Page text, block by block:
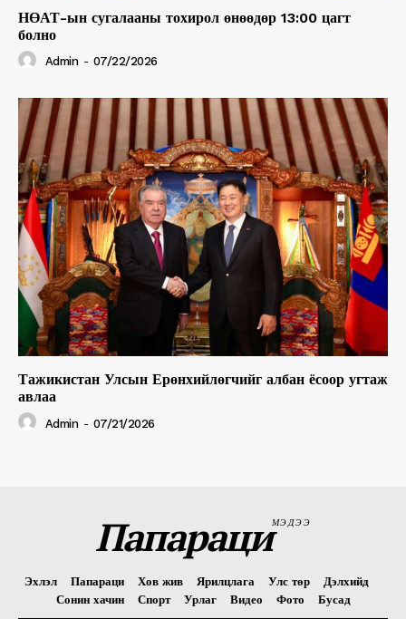
НӨАТ-ын сугалааны тохирол өнөөдөр 13:00 цагт
болно
Admin - 07/22/2026
Тажикистан Улсын Ерөнхийлөгчийг албан ёсоор угтаж
авлаа
Admin - 07/21/2026
ПапарациМЭДЭЭ
Эхлэл Папараци Хов жив Ярилцлага Улс төр
Дэлхийд
Сонин хачин
Спорт Урлаг Видео Фото Бусад